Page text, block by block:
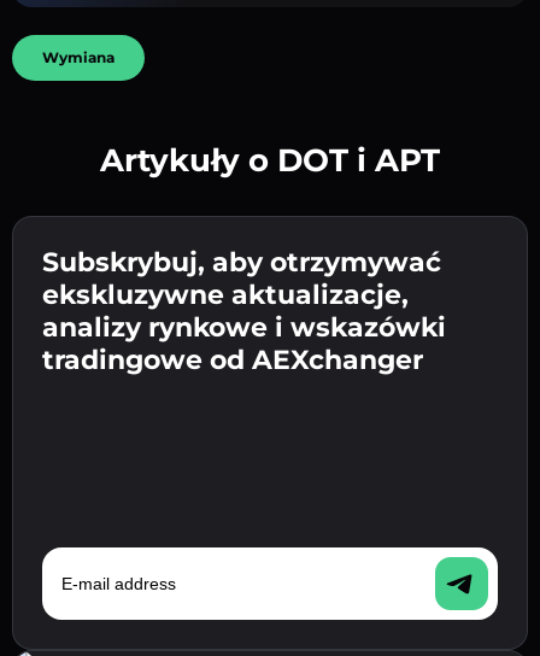
Wpisz adres swojego portfela
kryptowalutowego 👉 przejdź do następnego
kroku.
Potwierdź swoją tożsamość 👉 przejdź do
ostatniego kroku.
Wyślij depozyt 👉 odbierz kryptowalutę lub
walutę fiat w swoim portfelu.
Wymiana
Artykuły o DOT i APT
Subskrybuj, aby otrzymywać
ekskluzywne aktualizacje,
analizy rynkowe i wskazówki
tradingowe od AEXchanger
E-mail address